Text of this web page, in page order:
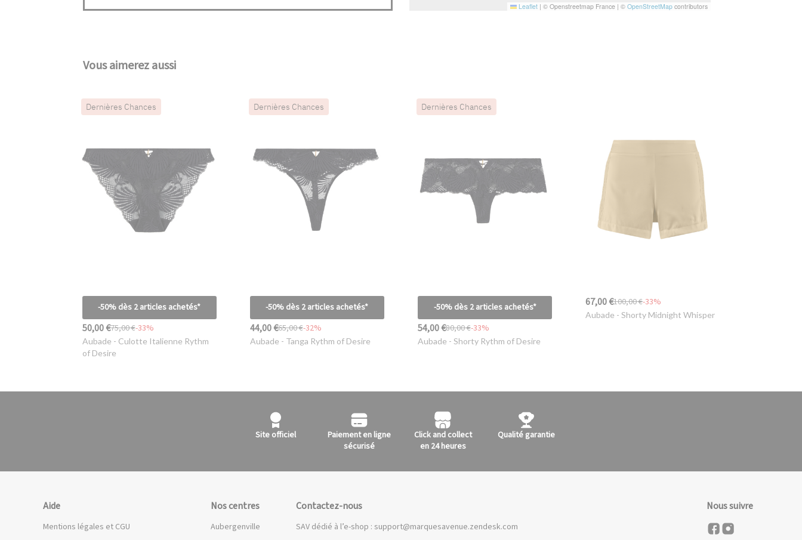
Leaflet | © Openstreetmap France | © OpenStreetMapcontributors
Vous aimerez aussi
Dernières Chances
-50% dès 2 articles achetés*
50,00 €75,00 €-33%
Aubade - Culotte Italienne Rythm
of Desire
Dernières Chances
-50% dès 2 articles achetés*
44,00 €65,00 €-32%
Aubade - Tanga Rythm of Desire
Dernières Chances
-50% dès 2 articles achetés*
54,00 €80,00 €-33%
Aubade - Shorty Rythm of Desire
67,00 €100,00 €-33%
Aubade - Shorty Midnight Whisper
Site officiel
Paiement en ligne
sécurisé
Click and collect
en 24 heures
Qualité garantie
Aide
Mentions légales et CGU
Nos centres
Aubergenville
Contactez-nous
SAV dédié à l’e-shop : support@marquesavenue.zendesk.com
Nous suivre